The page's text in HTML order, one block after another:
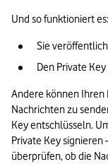
Und so funktioniert es:
Sie
Den Private
Andere können Ihren
Nachrichten zu
Key entschlüsseln.
Private Key signieren
überprüfen, ob die